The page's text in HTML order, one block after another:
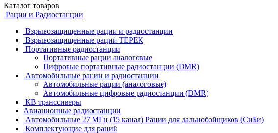
Каталог товаров
Рации и Радиостанции
Взрывозащищенные рации и радиостанции
Взрывозащищенные рации ТЕРЕК
Портативные радиостанции
Портативные рации аналоговые
Цифровые портативные радиостанции (DMR)
Автомобильные рации и радиостанции
Автомобильные рации (аналоговые)
Автомобильные цифровые радиостанции (DMR)
КВ транссиверы
Авиационные радиостанции
Автомобильные 27 МГц (15 канал) Рации для дальнобойщиков (СиБи)
Комплектующие для раций